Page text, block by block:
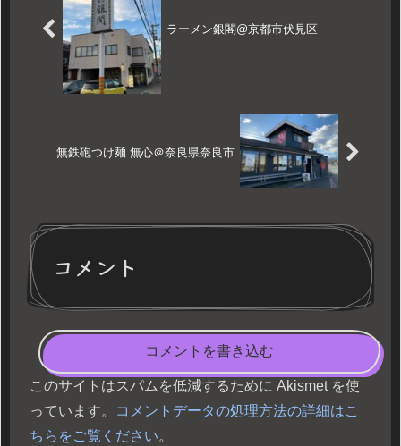
ラーメン銀閣@京都市伏見区
無鉄砲つけ麺 無心＠奈良県奈良市
コメント
コメントを書き込む
このサイトはスパムを低減するために Akismet を使
っています。
コメントデータの処理方法の詳細はこ
ちらをご覧ください。